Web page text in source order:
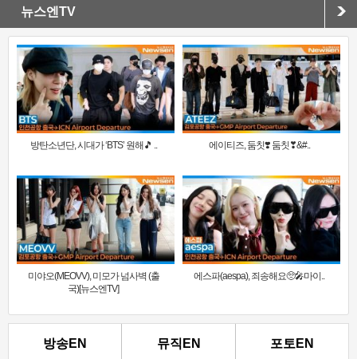
뉴스엔TV
방탄소년단, 시대가 ‘BTS’ 원해🎵 .. 에이티즈, 둠칫❣️ 둠칫❣&#..
미야오(MEOVV), 미모가 넘사벽 (출
국)[뉴스엔TV]
에스파(aespa), 죄송해요🥺🎤마이..
방송EN 뮤직EN 포토EN